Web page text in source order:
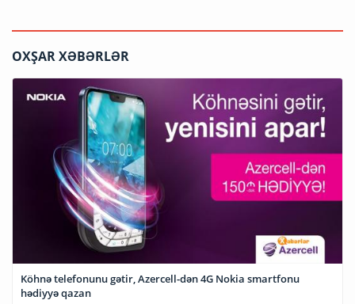
OXŞAR XƏBƏRLƏR
Köhnə telefonunu gətir, Azercell-dən 4G Nokia smartfonu
hədiyyə qazan